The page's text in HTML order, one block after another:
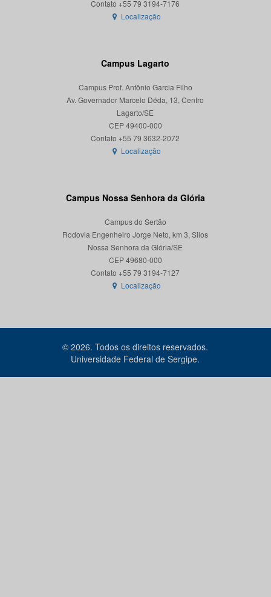
Localização
Campus Lagarto
Campus Prof. Antônio Garcia Filho
Av. Governador Marcelo Déda, 13, Centro
Lagarto/SE
CEP 49400-000
Localização
Campus Nossa Senhora da Glória
Campus do Sertão
Rodovia Engenheiro Jorge Neto, km 3, Silos
Nossa Senhora da Glória/SE
CEP 49680-000
Localização
© 2026. Todos os direitos reservados.
Universidade Federal de Sergipe.